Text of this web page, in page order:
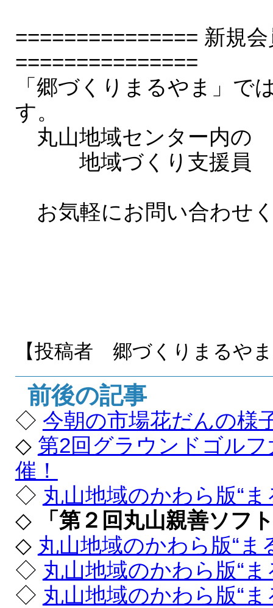
=============== 新規
===============
「郷づくりまるやま」で
す。
丸山地域センター内の
地域づくり支援員 電
お気軽にお問い合わせ
【投稿者 郷づくりまるや
前後の記事
◇ 今朝の市場花だんの様
◇ 第2回グラウンドゴル
催！
◇ 丸山地域のかわら版“
◇
「第２回丸山親善ソフ
◇ 丸山地域のかわら版“ま
◇ 丸山地域のかわら版“
◇ 丸山地域のかわら版“